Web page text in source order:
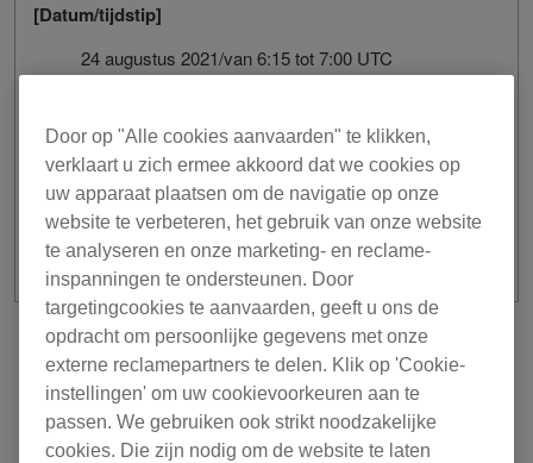
[Datum/tijdstip]
24 augustus 2021/van 6:15 tot 7:00 UTC
dat dit kan veroorzaken.
Dank u voor uw begrip en steun.
voorgaand
Terug naar lijst
volgende
Door op "Alle cookies aanvaarden" te klikken,
verklaart u zich ermee akkoord dat we cookies op
uw apparaat plaatsen om de navigatie op onze
website te verbeteren, het gebruik van onze website
te analyseren en onze marketing- en reclame-
inspanningen te ondersteunen. Door
targetingcookies te aanvaarden, geeft u ons de
opdracht om persoonlijke gegevens met onze
externe reclamepartners te delen. Klik op 'Cookie-
instellingen' om uw cookievoorkeuren aan te
passen. We gebruiken ook strikt noodzakelijke
cookies. Die zijn nodig om de website te laten